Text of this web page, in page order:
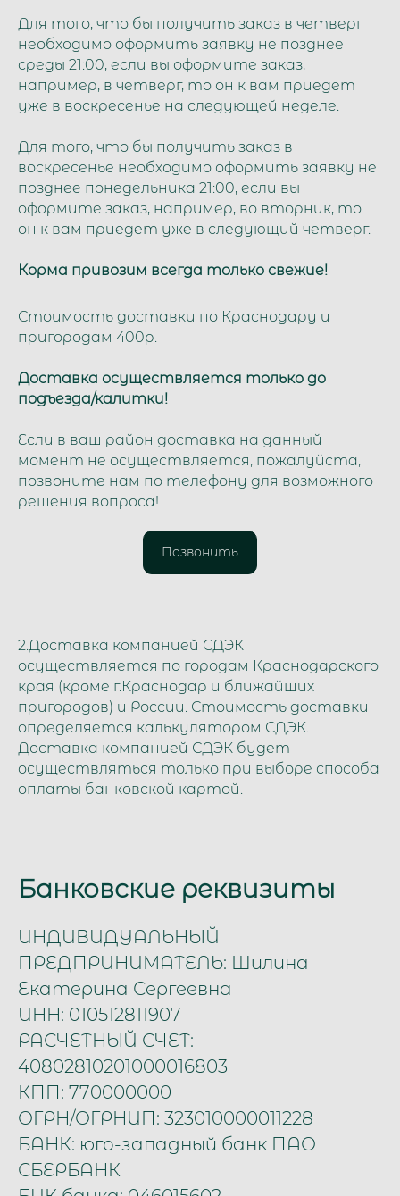
Для того, что бы получить заказ в четверг
необходимо оформить заявку не позднее
среды 21:00, если вы оформите заказ,
например, в четверг, то он к вам приедет
уже в воскресенье на следующей неделе.
Для того, что бы получить заказ в
воскресенье необходимо оформить заявку не
позднее понедельника 21:00, если вы
оформите заказ, например, во вторник, то
он к вам приедет уже в следующий четверг.
Корма привозим всегда только свежие!
Стоимость доставки по Краснодару и
пригородам 400р.
Доставка осуществляется только до
подъезда/калитки!
Если в ваш район доставка на данный
момент не осуществляется, пожалуйста,
позвоните нам по телефону для возможного
решения вопроса!
Позвонить
2.Доставка компанией СДЭК
осуществляется по городам Краснодарского
края (кроме г.Краснодар и ближайших
пригородов) и России. Стоимость доставки
определяется калькулятором СДЭК.
Доставка компанией СДЭК будет
осуществляться только при выборе способа
оплаты банковской картой.
Банковские реквизиты
ИНДИВИДУАЛЬНЫЙ
ПРЕДПРИНИМАТЕЛЬ: Шилина
Екатерина Сергеевна
ИНН: 010512811907
РАСЧЕТНЫЙ СЧЕТ:
40802810201000016803
КПП: 770000000
ОГРН/ОГРНИП: 323010000011228
БАНК: юго-западный банк ПАО
СБЕРБАНК